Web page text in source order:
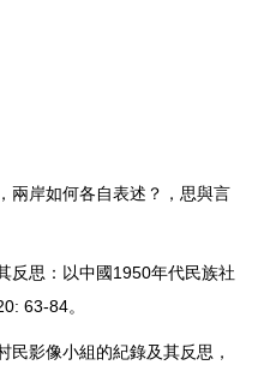
兩岸如何各自表述？，思與言
反思：以中國1950年代民族社
63-84。
民影像小組的紀錄及其反思，